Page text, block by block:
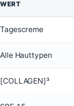
WERT
Tagescreme
Alle Hauttypen
[COLLAGEN]³